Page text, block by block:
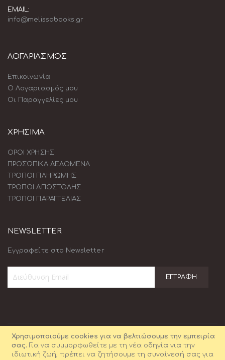
Χρησιμοποιούμε cookies για να βελτιώσουμε την εμπειρία
σας.
Για να συμμορφωθείτε με τη νέα οδηγία για την
ιδιωτική ζωή, πρέπει να ζητήσουμε τη συναίνεσή σας για
EMAIL:
info@melissabooks.gr
ΛΟΓΑΡΙΑΣΜΟΣ
Επικοινωνία
Ο Λογαριασμός μου
Οι Παραγγελίες μου
ΧΡΗΣΙΜΑ
ΟΡΟΙ ΧΡΗΣΗΣ
ΠΡΟΣΩΠΙΚΑ ΔΕΔΟΜΕΝΑ
ΤΡΟΠΟΙ ΠΛΗΡΩΜΗΣ
ΤΡΟΠΟΙ ΑΠΟΣΤΟΛΗΣ
ΤΡΟΠΟΙ ΠΑΡΑΓΓΕΛΙΑΣ
NEWSLETTER
Εγγραφείτε στο Newsletter
Δελτίο:
ΕΓΓΡΑΦΉ